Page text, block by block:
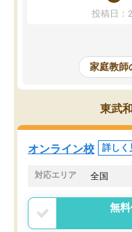
を開いてzoomを繋げる
た！5科目なんでもOK
めて1年ほどだった今
科目が増えてきました
であるので無料の週末
がら頑張って欲しいと
投稿日：
家庭教師
東武
オンライン校 詳しく
対応エリア 全国
無